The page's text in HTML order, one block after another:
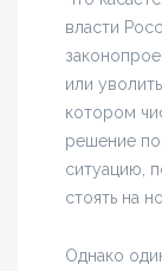
власти
или
котором
решение
ситуацию,
стоять на
Однако